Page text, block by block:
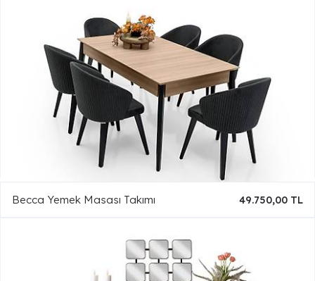
Becca Yemek Masası Takımı 49.750,00 TL